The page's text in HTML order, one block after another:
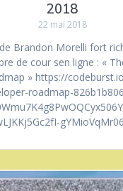
2018
22 mai 2018
Brandon Morelli fort
de cour sen ligne : «
» https://
roadmap-